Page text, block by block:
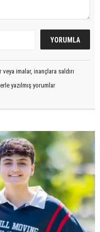
imalar, inançlara saldırı
yazılmış yorumlar